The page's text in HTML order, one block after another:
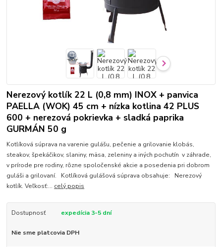
Nerezový kotlík 22 L (0,8 mm) INOX + panvica
PAELLA (WOK) 45 cm + nízka kotlina 42 PLUS
600 + nerezová pokrievka + sladká paprika
GURMÁN 50 g
Kotlíková súprava na varenie gulášu, pečenie a grilovanie klobás,
steakov, špekáčikov, slaniny, mäsa, zeleniny a iných pochutín v záhrade,
v prírode pre rodiny, rôzne spoločenské akcie a posedenia pri dobrom
guláši a grilovaní. Kotlíková gulášová súprava obsahuje: Nerezový
kotlík. Veľkosť:... celý popis
Dostupnosť expedícia 3-5 dní
Nie sme platcovia DPH